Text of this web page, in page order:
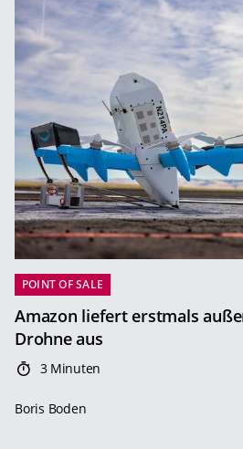
POINT OF SALE
Amazon liefert erstmals
Drohne aus
3 Minuten
Boris Boden